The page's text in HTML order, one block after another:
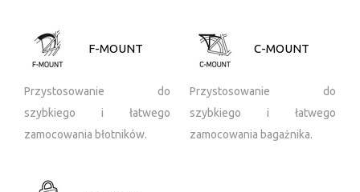
F-MOUNT
Przystosowanie do
szybkiego i łatwego
zamocowania błotników.
C-MOUNT
Przystosowanie do
szybkiego i łatwego
zamocowania bagażnika.